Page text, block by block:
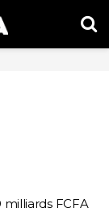
milliards FCFA